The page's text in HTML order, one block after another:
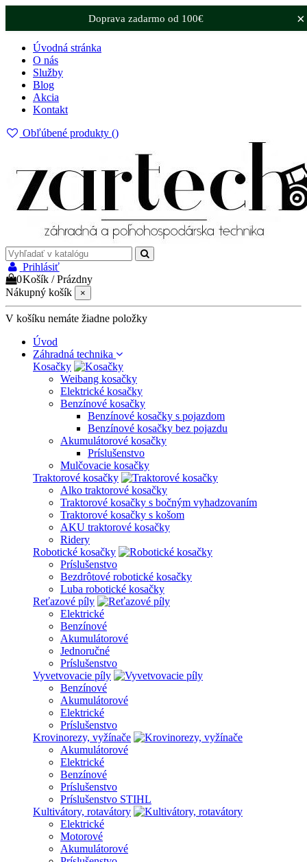
×
Doprava zadarmo od 100€
Úvodná stránka
O nás
Služby
Blog
Akcia
Kontakt
Obľúbené produkty ()
Prihlásiť
0Košík /Prázdny
Nákupný košík
×
V košíku nemáte žiadne položky
Úvod
Záhradná technika
Kosačky
Weibang kosačky
Elektrické kosačky
Benzínové kosačky
Benzínové kosačky s pojazdom
Benzínové kosačky bez pojazdu
Akumulátorové kosačky
Príslušenstvo
Mulčovacie kosačky
Traktorové kosačky
Alko traktorové kosačky
Traktorové kosačky s bočným vyhadzovaním
Traktorové kosačky s košom
AKU traktorové kosačky
Ridery
Robotické kosačky
Príslušenstvo
Bezdrôtové robotické kosačky
Luba robotické kosačky
Reťazové píly
Elektrické
Benzínové
Akumulátorové
Jednoručné
Príslušenstvo
Vyvetvovacie píly
Benzínové
Akumulátorové
Elektrické
Príslušenstvo
Krovinorezy, vyžínače
Akumulátorové
Elektrické
Benzínové
Príslušenstvo
Príslušenstvo STIHL
Kultivátory, rotavátory
Elektrické
Motorové
Akumulátorové